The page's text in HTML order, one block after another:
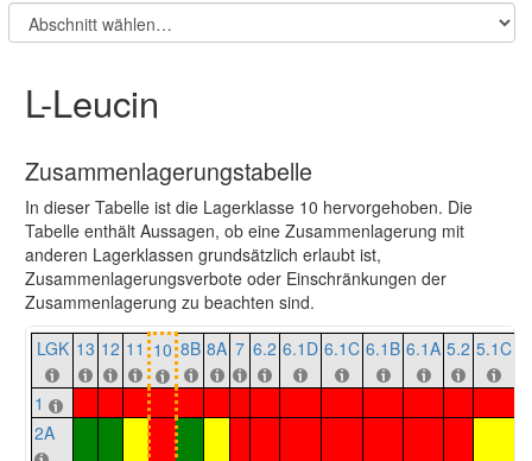
L-Leucin
Zusammenlagerungstabelle
In dieser Tabelle ist die Lagerklasse 10 hervorgehoben. Die
Tabelle enthält Aussagen, ob eine Zusammenlagerung mit
anderen Lagerklassen grundsätzlich erlaubt ist,
Zusammenlagerungsverbote oder Einschränkungen der
Zusammenlagerung zu beachten sind.
LGK 13 12 11 10 8B 8A 7 6.2 6.1D 6.1C 6.1B 6.1A 5.2 5.1C
1
2A